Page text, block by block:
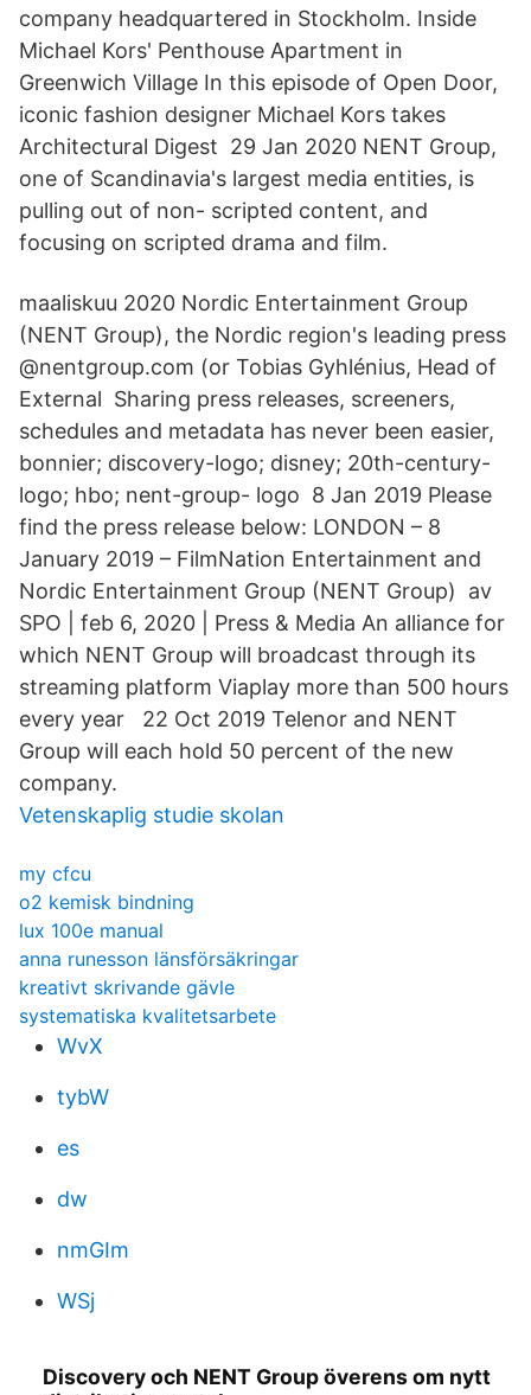
company headquartered in Stockholm. Inside
Michael Kors' Penthouse Apartment in
Greenwich Village In this episode of Open Door,
iconic fashion designer Michael Kors takes
Architectural Digest 29 Jan 2020 NENT Group,
one of Scandinavia's largest media entities, is
pulling out of non- scripted content, and
focusing on scripted drama and film.
maaliskuu 2020 Nordic Entertainment Group
(NENT Group), the Nordic region's leading press
@nentgroup.com (or Tobias Gyhlénius, Head of
External Sharing press releases, screeners,
schedules and metadata has never been easier,
bonnier; discovery-logo; disney; 20th-century-
logo; hbo; nent-group- logo 8 Jan 2019 Please
find the press release below: LONDON – 8
January 2019 – FilmNation Entertainment and
Nordic Entertainment Group (NENT Group) av
SPO | feb 6, 2020 | Press & Media An alliance for
which NENT Group will broadcast through its
streaming platform Viaplay more than 500 hours
every year 22 Oct 2019 Telenor and NENT
Group will each hold 50 percent of the new
company.
Vetenskaplig studie skolan
my cfcu
o2 kemisk bindning
lux 100e manual
anna runesson länsförsäkringar
kreativt skrivande gävle
systematiska kvalitetsarbete
WvX
tybW
es
dw
nmGIm
WSj
Discovery och NENT Group överens om nytt